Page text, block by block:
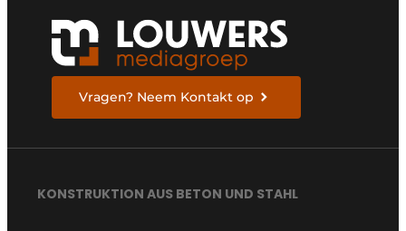
Vragen? Neem Kontakt op
KONSTRUKTION AUS BETON UND STAHL